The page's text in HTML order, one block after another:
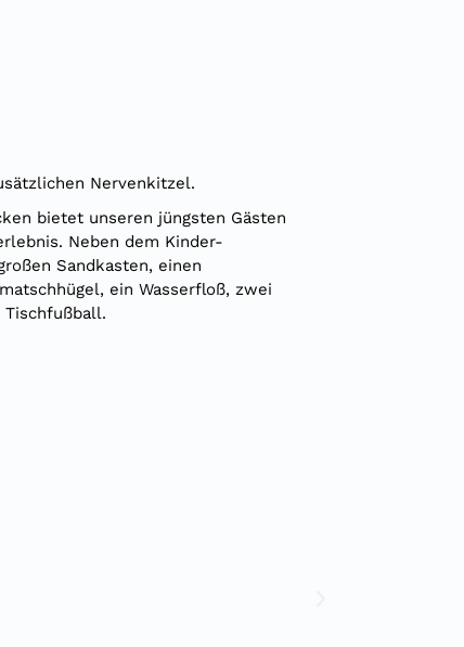
Nervenkitzel.
bietet unseren jüngsten Gästen
Neben dem Kinder-
Sandkasten, einen
ein Wasserfloß, zwei